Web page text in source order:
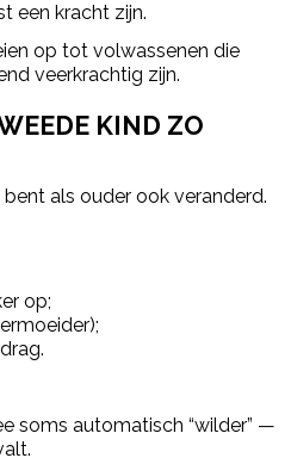
een kracht zijn.
op tot volwassenen die
veerkrachtig zijn.
KIND ZO
als ouder ook veranderd.
op;
soms automatisch “wilder” —